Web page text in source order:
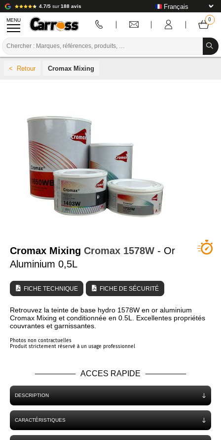
4.7/5 sur188 avis
MENU
PREPARATION / PEINTURE / FINITION
CONSOMMABLE CARROSSERIE
OUTILLAGE CARROSSERIE
ÉQUIPEMENT ATELIER CARROSSERIE
INSTALLATION LABO
TUTORIEL & CONSEILS
Cromax Mixing
Cromax Mixing Cromax 1578W - Or
Aluminium 0,5L
FICHE TECHNIQUE FICHE DE SÉCURITÉ
Retrouvez la teinte de base hydro 1578W en or aluminium
Cromax Mixing et conditionnée en 0.5L. Excellentes propriétés
couvrantes et garnissantes.
Photos non contractuelles
Produit strictement réservé à un usage professionnel
ACCES RAPIDE
DESCRIPTION
CARACTÉRISTIQUES